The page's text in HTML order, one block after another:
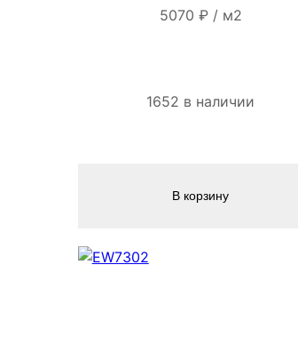
5070 ₽/ м2
1652 в наличии
В корзину